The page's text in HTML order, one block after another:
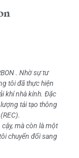
. Nhờ sự tư
tôi đã thực hiện
khí nhà kính. Đặc
tái tạo thông
mà còn là một
chuyển đổi sang